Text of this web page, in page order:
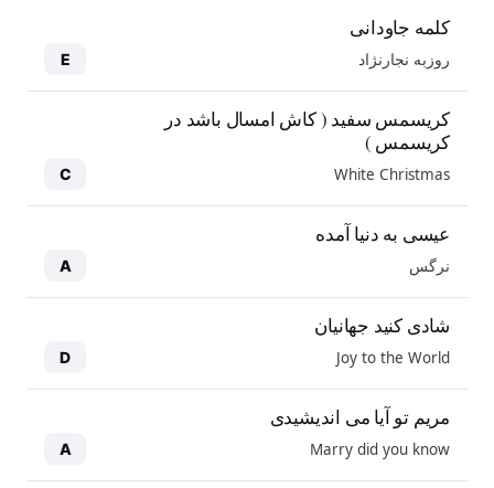
کلمه جاودانی
روزبه نجارنژاد E
کریسمس سفید ( کاش امسال باشد در
کریسمس )
White Christmas
C
عیسی به دنیا آمده
نرگس A
شادی کنید جهانیان
Joy to the World
D
مریم تو آیا می اندیشیدی
Marry did you know
A